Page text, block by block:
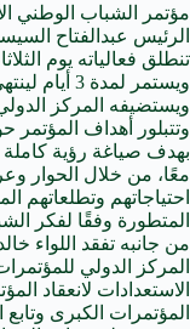
مؤتمر الشباب الوطني
الرئيس عبدالفتاح
ويستضيفه المركز
وتتبلور أهداف المؤتمر
بهدف صياغة رؤية
معًا، من خلال الحوار
احتياجاتهم وتطلعاتهم
المتطورة وفقًا لفكر
من جانبه تفقد اللواء
المركز الدولي
الاستعدادات لانعقاد
المؤتمرات الكبرى